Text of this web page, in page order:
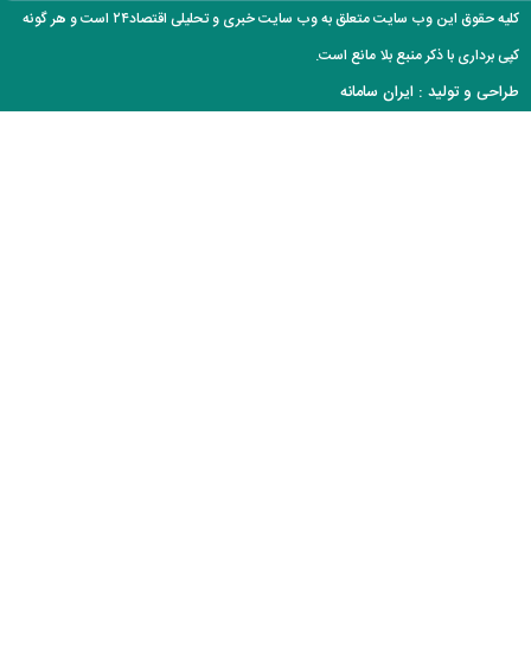
پاسخ کوتاه پزشکیان درباره بازسازی ورزشگاه آزادی
جوان گرایی تیم پرسپولیس با خرید یک مدافع ۲۲ ساله
بازگشت مازیار لرستانی به قاب تلویزیون پس از سال‌ها
نخستین واکنش ذوالقدر بعد از شایعات استعفا
کلیه حقوق این وب سایت متعلق به وب سایت خبری و تحلیلی اقتصاد۲۴ است و هر گونه
کپی برداری با ذکر منبع بلا مانع است.
طراحی و تولید : ایران سامانه